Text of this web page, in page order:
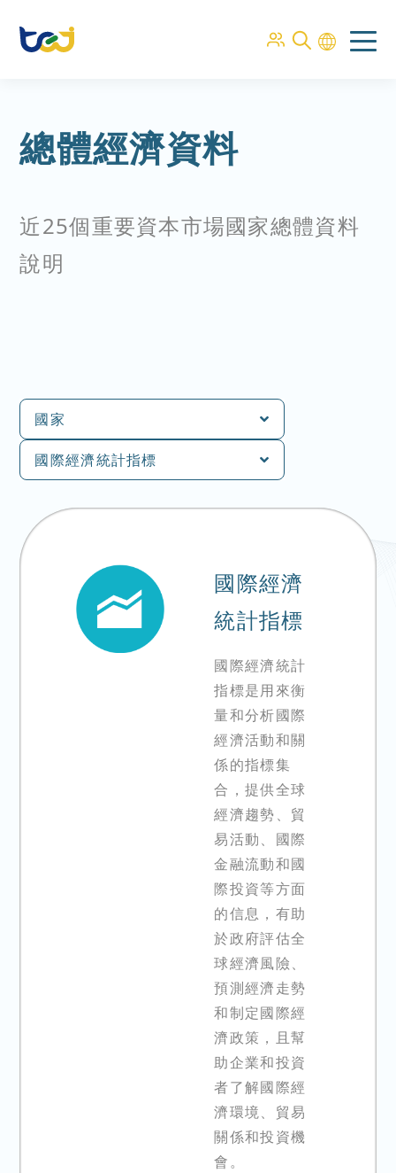
總體經濟資料
近25個重要資本市場國家總體資料
說明
國家
國際經濟統計指標
國際經濟
統計指標
國際經濟統計
指標是用來衡
量和分析國際
經濟活動和關
係的指標集
合，提供全球
經濟趨勢、貿
易活動、國際
金融流動和國
際投資等方面
的信息，有助
於政府評估全
球經濟風險、
預測經濟走勢
和制定國際經
濟政策，且幫
助企業和投資
者了解國際經
濟環境、貿易
關係和投資機
會。